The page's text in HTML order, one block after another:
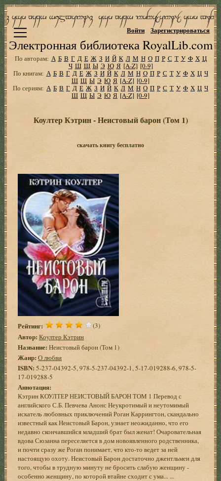
Электронная библиотека RoyalLib.com
Войти Зарегистрироваться
По авторам: А Б В Г Д Е Ж З И Й К Л М Н О П Р С Т У Ф Х Ц
Ч Ш Щ Ы Э Ю Я [A-Z] [0-9]
По книгам: А Б В Г Д Е Ж З И Й К Л М Н О П Р С Т У Ф Х Ц Ч
Ш Щ Ы Э Ю Я [A-Z] [0-9]
По сериям: А Б В Г Д Е Ж З И Й К Л М Н О П Р С Т У Ф Х Ц Ч
Ш Щ Ы Э Ю Я [A-Z] [0-9]
Коултер Кэтрин - Неистовый барон (Том 1)
скачать книгу бесплатно
Рейтинг: (3)
Автор: Коултер Кэтрин
Название: Неистовый барон (Том 1)
Жанр: О любви
ISBN: 5-237-04392-5, 978-5-237-04392-1, 5-17-019288-6, 978-5-
17-019288-5
Аннотация:
Кэтрин КОУЛТЕР НЕИСТОВЫЙ БАРОН ТОМ 1 Перевод с
английского С.Б. Певчева Анонс Неукротимый и неутомимый
искатель любовных приключений Роган Каррингтон, скандально
известный как Неистовый Барон, узнает неожиданно, что его
недавно скончавшийся младший брат был женат! Очаровательная
вдова Сюзанна переселяется в дом новоявленного родственника,
и почти сразу же Роган понимает, что кто-то ведет за ней
настоящую охоту. Неистовый Барон достаточно джентльмен для
того, чтобы в трудную минуту не бросить слабую женщину -
особенно женщину, по которой втайне сходит с ума... ...